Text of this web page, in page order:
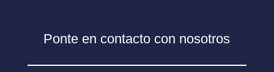
Ponte en contacto con nosotros